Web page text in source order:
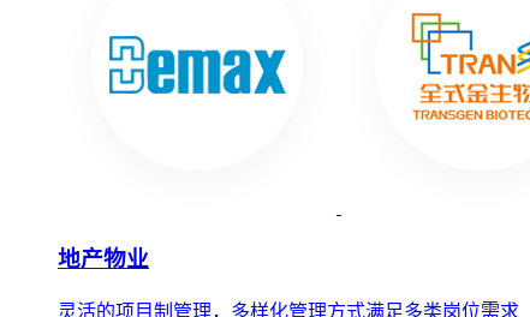
地产物业
灵活的项目制管理，多样化管理方式满足多类岗位需求